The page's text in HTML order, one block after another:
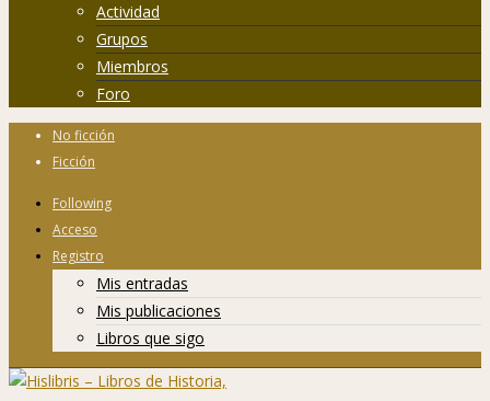
Actividad
Grupos
Miembros
Foro
No ficción
Ficción
Following
Acceso
Registro
Mis entradas
Mis publicaciones
Libros que sigo